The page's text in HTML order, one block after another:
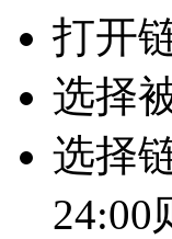
打开
选择
选择
24:00